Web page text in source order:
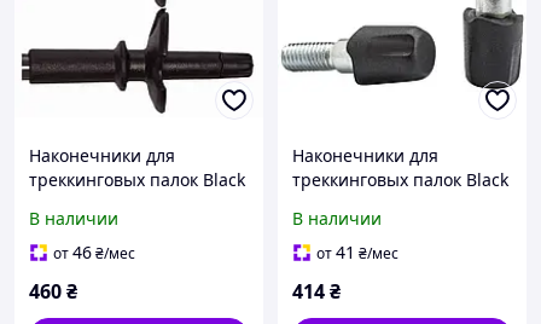
Наконечники для
треккинговых палок Black
твердосплав, черный
В наличии
от46₴/мес
460₴
Наконечники для
треккинговых палок Black
Rubber, черные, 2 шт.
В наличии
от41 ₴/мес
414₴